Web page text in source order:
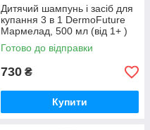
Дитячий шампунь і засіб для
купання 3 в 1 DermoFuture
Мармелад, 500 мл (від 1+ )
Готово до відправки
730 ₴
Купити